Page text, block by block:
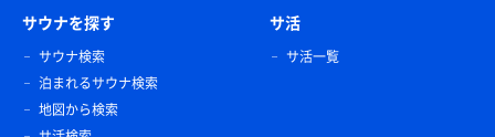
サウナを探す
サウナ検索
泊まれるサウナ検索
地図から検索
サ活
サ活一覧